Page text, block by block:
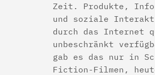
Zeit. Produkte,
und soziale
durch das Internet
unbeschränkt
gab es das nur in
Fiction-Filmen,